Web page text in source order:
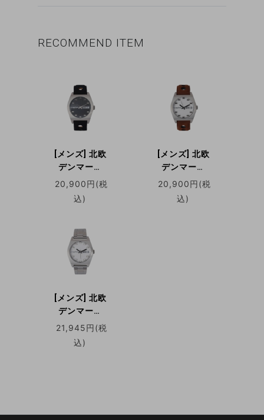
RECOMMEND ITEM
[メンズ] 北欧
デンマーク
COPHA Kult
コプハ カルト
ラリーベルト
ラック クォー
ツ腕時計 デイ
デイト 日本限
定
20,900円(税
込)
[メンズ] 北欧
デンマーク
COPHA Kult
コプハ カルト
ラリーベルト
20,900円(税
込)
[メンズ] 北欧
デンマーク
COPHA Kult
コプハ カルト
スチールベル
定
21,945円(税
込)